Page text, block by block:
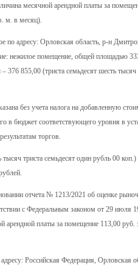
месячной арендной платы за
м. в месяц).
по адресу: Орловская область, р-н
нежилое помещение, общей площадью
376 855,00 (триста семьдесят шесть
без учета налога на добавленную
в бюджет соответствующего уровня в
торгов.
триста семьдесят один рубль 00
отчета № 1213/2021 об оценке
с Федеральным законом от 29
арендной платы за помещение 113,00
Российская Федерация, Орловская